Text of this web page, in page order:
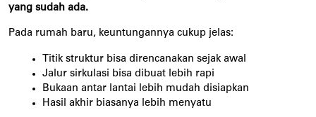
yang sudah ada.
Pada rumah baru, keuntungannya cukup jelas:
Titik struktur bisa direncanakan sejak awal
Jalur sirkulasi bisa dibuat lebih rapi
Bukaan antar lantai lebih mudah disiapkan
Hasil akhir biasanya lebih menyatu